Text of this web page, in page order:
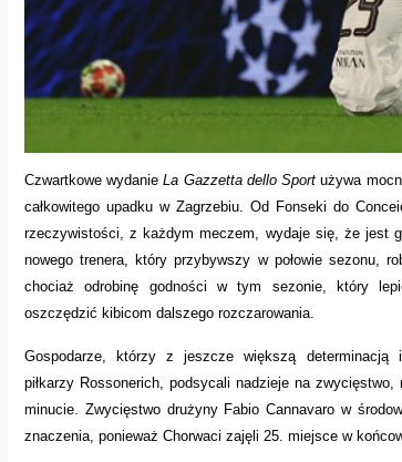
Czwartkowe wydanieLa Gazzetta dello Sport używa
całkowitego upadku w Zagrzebiu. Od Fonseki do
rzeczywistości, z każdym meczem, wydaje się, że jest
nowego trenera, który przybywszy w połowie sezonu,
chociaż odrobinę godności w tym sezonie, który
oszczędzić kibicom dalszego rozczarowania.
Gospodarze, którzy z jeszcze większą determinacją
piłkarzy Rossonerich, podsycali nadzieje na zwycięstwo,
minucie. Zwycięstwo drużyny Fabio Cannavaro w
znaczenia, ponieważ Chorwaci zajęli 25. miejsce w